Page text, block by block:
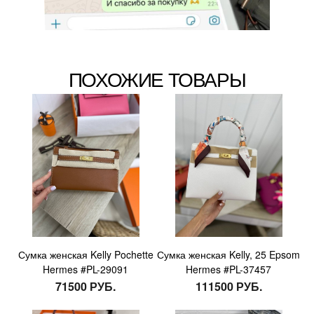
ПОХОЖИЕ ТОВАРЫ
Сумка женская Kelly Pochette
Hermes #PL-29091
71500 РУБ.
Сумка женская Kelly, 25 Epsom
Hermes #PL-37457
111500 РУБ.